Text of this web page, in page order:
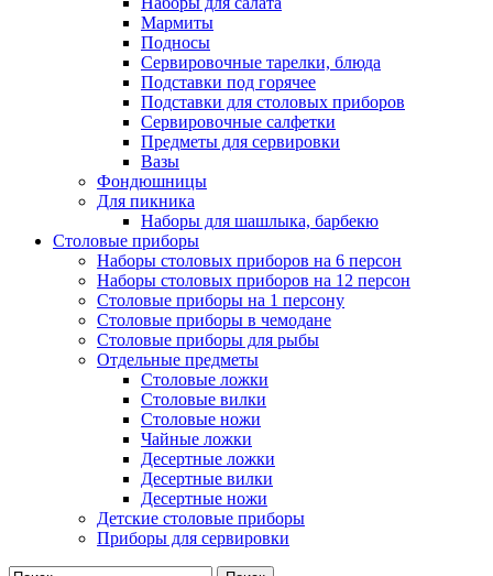
Мармиты
Подносы
Сервировочные тарелки, блюда
Подставки под горячее
Подставки для столовых приборов
Сервировочные салфетки
Предметы для сервировки
Вазы
Фондюшницы
Для пикника
Наборы для шашлыка, барбекю
Столовые приборы
Наборы столовых приборов на 6 персон
Наборы столовых приборов на 12 персон
Столовые приборы на 1 персону
Столовые приборы в чемодане
Столовые приборы для рыбы
Отдельные предметы
Столовые ложки
Столовые вилки
Столовые ножи
Чайные ложки
Десертные ложки
Десертные вилки
Десертные ножи
Детские столовые приборы
Приборы для сервировки